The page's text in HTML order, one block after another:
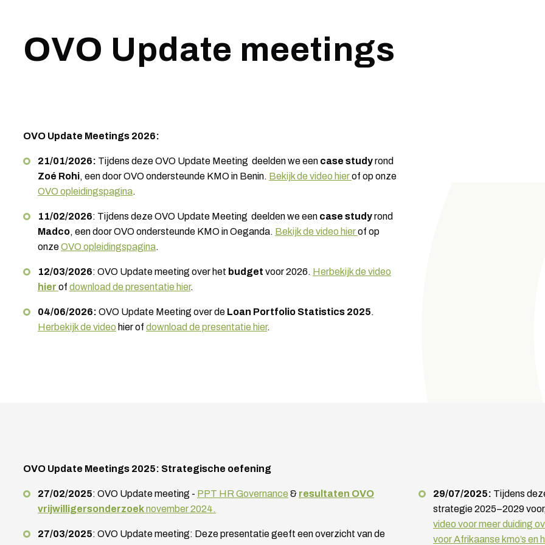
OVO Update meetings
OVO Update Meetings 2026:
21/01/2026: Tijdens deze OVO Update Meeting deelden we een case studyrond
Zoé Rohi, een door OVO ondersteunde KMO in Benin. Bekijk de video hierof op onze
OVO opleidingspagina.
11/02/2026: Tijdens deze OVO Update Meeting deelden we een case studyrond
Madco, een door OVO ondersteunde KMO in Oeganda. Bekijkde video hierof op
onzeOVO opleidingspagina.
12/03/2026: OVO Update meeting over het budget voor 2026. Herbekijk de video
hier of download de presentatie hier.
04/06/2026: OVO Update Meeting over de Loan Portfolio Statistics 2025.
Herbekijk de video hier of download de presentatie hier.
OVO Update Meetings 2025: Strategische oefening
27/02/2025: OVO Update meeting - PPT HR Governance & resultaten OVO
vrijwilligersonderzoeknovember 2024.
27/03/2025: OVO Update meeting: Deze presentatie geeft een overzicht van de
29/07/2025: Tijdens
strategie 2025–2029
video voor meer duiding
voor Afrikaanse kmo’s en